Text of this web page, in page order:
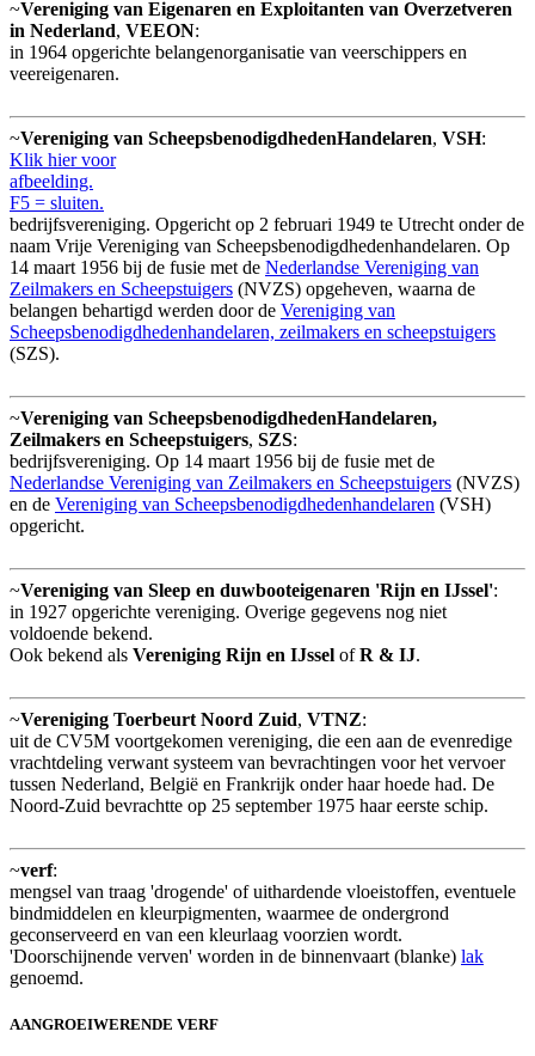
~Vereniging van Eigenaren en Exploitanten van Overzetveren
in Nederland, VEEON:
in 1964 opgerichte belangenorganisatie van veerschippers en
veereigenaren.
~Vereniging van Scheepsbenodigdheden­Handelaren, VSH:
Klik hier voor
afbeelding.
F5 = sluiten.
bedrijfsvereniging. Opgericht op 2 februari 1949 te Utrecht onder de
naam Vrije Vereniging van Scheepsbenodigdhedenhandelaren. Op
14 maart 1956 bij de fusie met de Nederlandse Vereniging van
Zeilmakers en Scheepstuigers (NVZS) opgeheven, waarna de
belangen behartigd werden door de Vereniging van
Scheepsbenodigdhedenhandelaren, zeilmakers en scheepstuigers
(SZS).
~Vereniging van ScheepsbenodigdhedenHandelaren,
Zeilmakers en Scheepstuigers, SZS:
bedrijfsvereniging. Op 14 maart 1956 bij de fusie met de
Nederlandse Vereniging van Zeilmakers en Scheepstuigers (NVZS)
en de Vereniging van Scheepsbenodigdhedenhandelaren (VSH)
opgericht.
~Vereniging van Sleep en duwbooteigenaren 'Rijn en IJssel':
in 1927 opgerichte vereniging. Overige gegevens nog niet
voldoende bekend.
Ook bekend als Vereniging Rijn en IJssel ofR & IJ.
~Vereniging Toerbeurt Noord Zuid, VTNZ:
uit de CV5M voortgekomen vereniging, die een aan de evenredige
vrachtdeling verwant systeem van bevrachtingen voor het vervoer
tussen Nederland, België en Frankrijk onder haar hoede had. De
Noord-Zuid bevrachtte op 25 september 1975 haar eerste schip.
~verf:
mengsel van traag 'drogende' of uithardende vloeistoffen, eventuele
bindmiddelen en kleurpigmenten, waarmee de ondergrond
geconserveerd en van een kleurlaag voorzien wordt.
'Doorschijnende verven' worden in de binnenvaart (blanke) lak
genoemd.
AANGROEIWERENDE VERF